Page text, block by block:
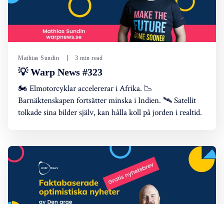
Mathias Sundin 3 min read
💡 Warp News #323
🏍️ Elmotorcyklar accelererar i Afrika. 📉
Barnäktenskapen fortsätter minska i Indien. 🛰️ Satellit
tolkade sina bilder själv, kan hålla koll på jorden i realtid.